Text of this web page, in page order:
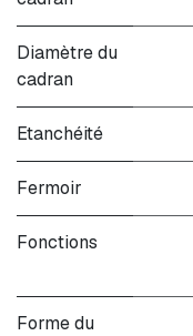
Diamètre du
cadran
Etanchéité
Fermoir
Fonctions
Forme du